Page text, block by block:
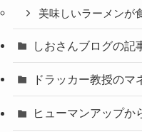
美味しいラーメンが
しおさんブログの記
ドラッカー教授のマ
ヒューマンアップか